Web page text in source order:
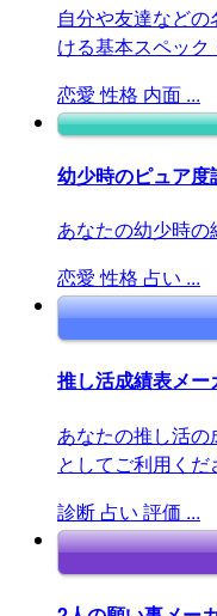
自分や友達など
ける基本スペック
恋愛 性格 内面 ...
幼少時のピュア度
あなたの幼少時
恋愛 性格 占い ...
推し活成績表メー
あなたの推し活
としてご利用くだ
診断 占い 評価 ...